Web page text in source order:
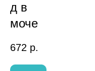
д в
моче
672 р.